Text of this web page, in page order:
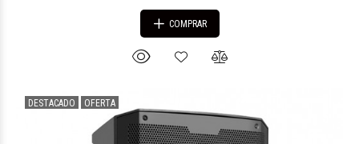
COMPRAR
DESTACADO OFERTA